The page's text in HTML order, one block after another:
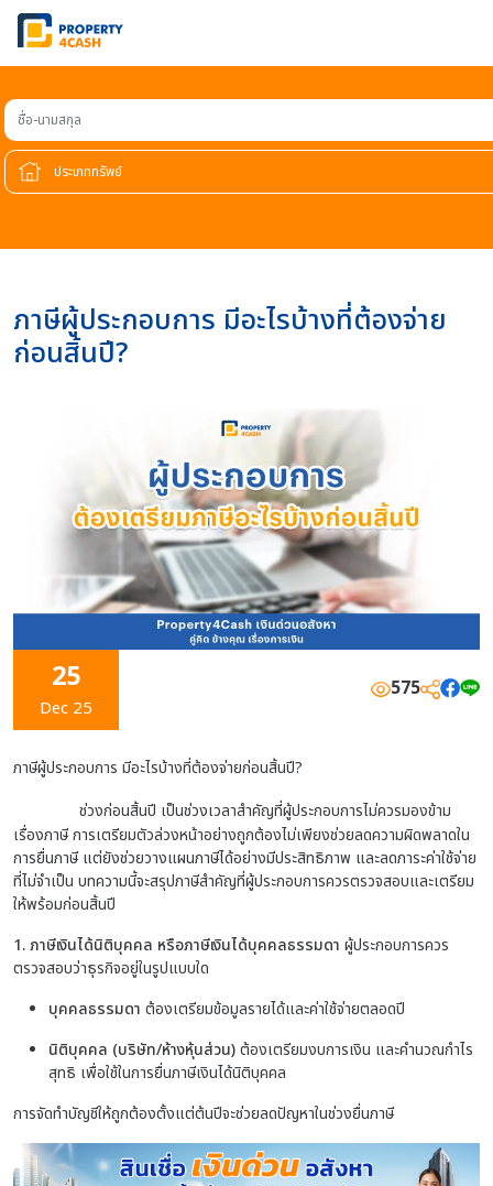
ชื่อ-นามสกุล
ภาษีผู้ประกอบการ มีอะไรบ้างที่ต้องจ่าย
ก่อนสิ้นปี?
25
Dec 25
575
ภาษีผู้ประกอบการ มีอะไรบ้างที่ต้องจ่ายก่อนสิ้นปี?
ช่วงก่อนสิ้นปี เป็นช่วงเวลาสำคัญที่ผู้ประกอบการไม่ควรมองข้าม
เรื่องภาษี การเตรียมตัวล่วงหน้าอย่างถูกต้องไม่เพียงช่วยลดความผิดพลาดใน
การยื่นภาษี แต่ยังช่วยวางแผนภาษีได้อย่างมีประสิทธิภาพ และลดภาระค่าใช้จ่าย
ที่ไม่จำเป็น บทความนี้จะสรุปภาษีสำคัญที่ผู้ประกอบการควรตรวจสอบและเตรียม
ให้พร้อมก่อนสิ้นปี
1. ภาษีเงินได้นิติบุคคล หรือภาษีเงินได้บุคคลธรรมดา ผู้ประกอบการควร
ตรวจสอบว่าธุรกิจอยู่ในรูปแบบใด
บุคคลธรรมดา ต้องเตรียมข้อมูลรายได้และค่าใช้จ่ายตลอดปี
นิติบุคคล (บริษัท/ห้างหุ้นส่วน)ต้องเตรียมงบการเงิน และคำนวณกำไร
สุทธิ เพื่อใช้ในการยื่นภาษีเงินได้นิติบุคคล
การจัดทำบัญชีให้ถูกต้องตั้งแต่ต้นปีจะช่วยลดปัญหาในช่วงยื่นภาษี